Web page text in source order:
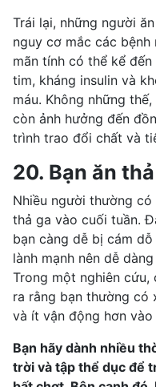
Trái lại, những người
nguy cơ mắc các bệnh
mãn tính có thể kể đến
tim, kháng insulin và
máu. Không những
còn ảnh hưởng đến
trình trao đổi chất và
20. Bạn ăn
Nhiều người thường
thả ga vào cuối tuần.
bạn càng dễ bị cám
lành mạnh nên dễ
Trong một nghiên cứu,
ra rằng bạn thường có
và ít vận động hơn vào
Bạn hãy dành nhiều
trời và tập thể dục để